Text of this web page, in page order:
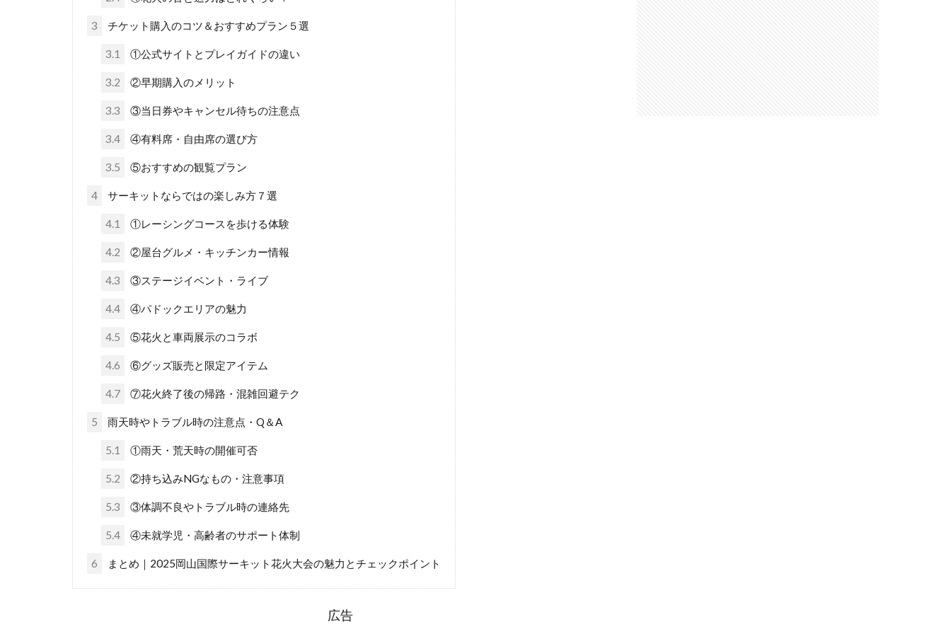
3 チケット購入のコツ＆おすすめプラン５選
3.1 ①公式サイトとプレイガイドの違い
3.2 ②早期購入のメリット
3.3 ③当日券やキャンセル待ちの注意点
3.4 ④有料席・自由席の選び方
3.5 ⑤おすすめの観覧プラン
4 サーキットならではの楽しみ方７選
4.1 ①レーシングコースを歩ける体験
4.2 ②屋台グルメ・キッチンカー情報
4.3 ③ステージイベント・ライブ
4.4 ④パドックエリアの魅力
4.5 ⑤花火と車両展示のコラボ
4.6 ⑥グッズ販売と限定アイテム
4.7 ⑦花火終了後の帰路・混雑回避テク
5 雨天時やトラブル時の注意点・Q＆A
5.1 ①雨天・荒天時の開催可否
5.2 ②持ち込みNGなもの・注意事項
5.3 ③体調不良やトラブル時の連絡先
5.4 ④未就学児・高齢者のサポート体制
6 まとめ｜2025岡山国際サーキット花火大会の魅力とチェックポイント
広告